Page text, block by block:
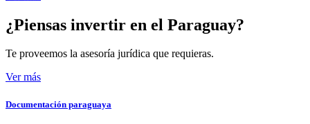
¿Piensas invertir en el Paraguay?
Te proveemos la asesoría jurídica que requieras.
Ver más
Documentación paraguaya